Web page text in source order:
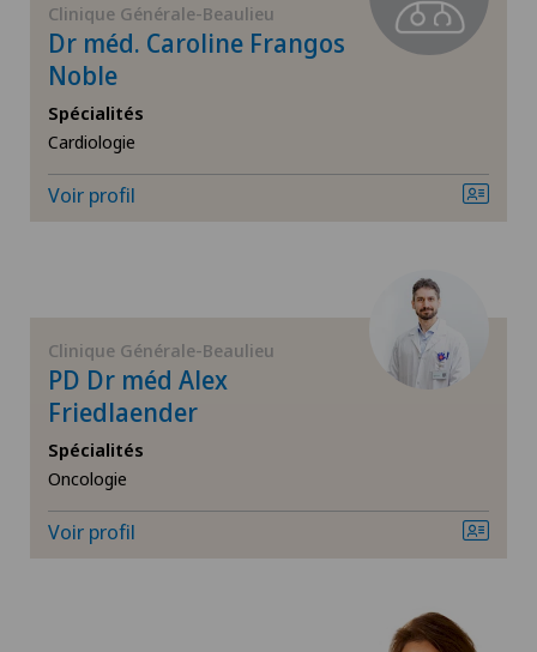
Chirurgie hépatobiliaire (chirurgie du foie)
Chirurgie ophtalmique
Chirurgie orthopédique
Da Vinci
Déchirure des ligaments
Dermatologie esthétique et correctrice
Clinique Générale-Beaulieu
Dr méd. Caroline Frangos
Noble
Spécialités
Cardiologie
Voir profil
Clinique Générale-Beaulieu
PD Dr méd Alex
Friedlaender
Spécialités
Oncologie
Voir profil